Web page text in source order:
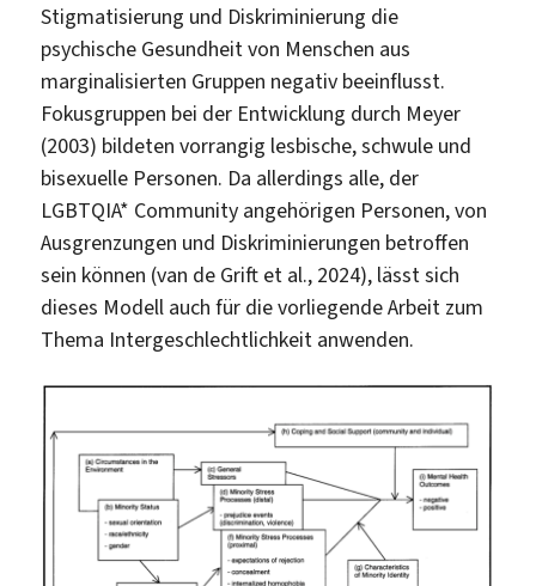
Stigmatisierung und Diskriminierung die
psychische Gesundheit von Menschen aus
marginalisierten Gruppen negativ beeinflusst.
Fokusgruppen bei der Entwicklung durch Meyer
(2003) bildeten vorrangig lesbische, schwule und
bisexuelle Personen. Da allerdings alle, der
LGBTQIA* Community angehörigen Personen, von
Ausgrenzungen und Diskriminierungen betroffen
sein können (van de Grift et al., 2024), lässt sich
dieses Modell auch für die vorliegende Arbeit zum
Thema Intergeschlechtlichkeit anwenden.